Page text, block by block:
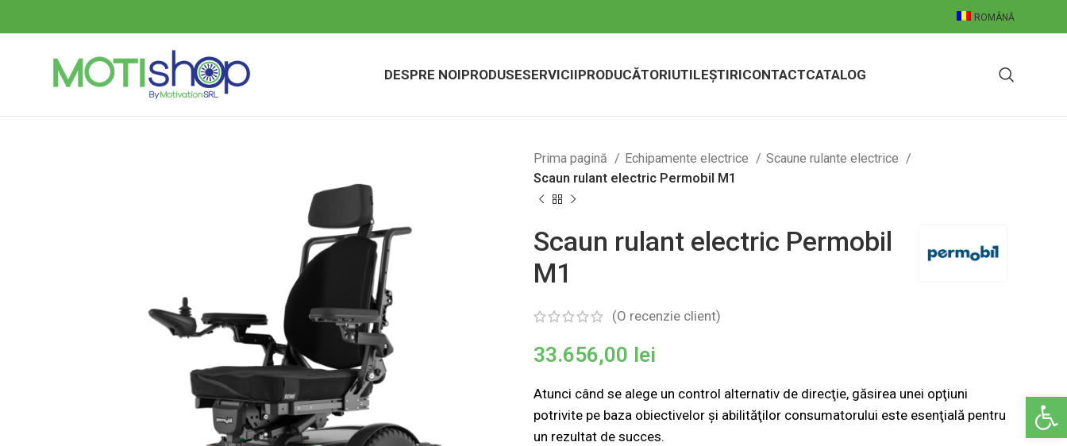
Deschide
ROMÂNĂ
DESPRE NOIPRODUSESERVICIIPRODUCĂTORIUTILEȘTIRICONTACTCATALOG
Prima pagină Echipamente electrice
Scaune rulante electrice
Scaun rulant electric Permobil M1
Scaun rulant electric Permobil
M1
(O recenzie client)
33.656,00 lei
Atunci când se alege un control alternativ de direcţie, găsirea unei opţiuni
potrivite pe baza obiectivelor și abilităţilor consumatorului este esenţială pentru
un rezultat de succes.